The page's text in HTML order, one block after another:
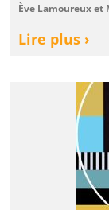
Ève Lamoureux et
Lire plus ›